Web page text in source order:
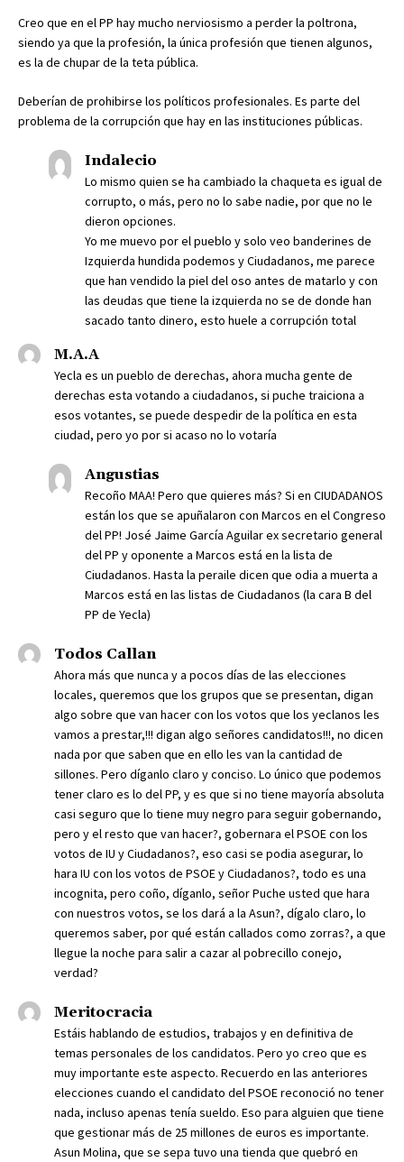
Creo que en el PP hay mucho nerviosismo a perder la poltrona,
siendo ya que la profesión, la única profesión que tienen algunos,
es la de chupar de la teta pública.
Deberían de prohibirse los políticos profesionales. Es parte del
problema de la corrupción que hay en las instituciones públicas.
Indalecio
Lo mismo quien se ha cambiado la chaqueta es igual de
corrupto, o más, pero no lo sabe nadie, por que no le
dieron opciones.
Yo me muevo por el pueblo y solo veo banderines de
Izquierda hundida podemos y Ciudadanos, me parece
que han vendido la piel del oso antes de matarlo y con
las deudas que tiene la izquierda no se de donde han
sacado tanto dinero, esto huele a corrupción total
M.A.A
Yecla es un pueblo de derechas, ahora mucha gente de
derechas esta votando a ciudadanos, si puche traiciona a
esos votantes, se puede despedir de la política en esta
ciudad, pero yo por si acaso no lo votaría
Angustias
Recoño MAA! Pero que quieres más? Si en CIUDADANOS
están los que se apuñalaron con Marcos en el Congreso
del PP! José Jaime García Aguilar ex secretario general
del PP y oponente a Marcos está en la lista de
Ciudadanos. Hasta la peraile dicen que odia a muerta a
Marcos está en las listas de Ciudadanos (la cara B del
PP de Yecla)
Todos Callan
Ahora más que nunca y a pocos días de las elecciones
locales, queremos que los grupos que se presentan, digan
algo sobre que van hacer con los votos que los yeclanos les
vamos a prestar,!!! digan algo señores candidatos!!!, no dicen
nada por que saben que en ello les van la cantidad de
sillones. Pero díganlo claro y conciso. Lo único que podemos
tener claro es lo del PP, y es que si no tiene mayoría absoluta
casi seguro que lo tiene muy negro para seguir gobernando,
pero y el resto que van hacer?, gobernara el PSOE con los
votos de IU y Ciudadanos?, eso casi se podia asegurar, lo
hara IU con los votos de PSOE y Ciudadanos?, todo es una
incognita, pero coño, díganlo, señor Puche usted que hara
con nuestros votos, se los dará a la Asun?, dígalo claro, lo
queremos saber, por qué están callados como zorras?, a que
llegue la noche para salir a cazar al pobrecillo conejo,
verdad?
Meritocracia
Estáis hablando de estudios, trabajos y en definitiva de
temas personales de los candidatos. Pero yo creo que es
muy importante este aspecto. Recuerdo en las anteriores
elecciones cuando el candidato del PSOE reconoció no tener
nada, incluso apenas tenía sueldo. Eso para alguien que tiene
que gestionar más de 25 millones de euros es importante.
Asun Molina, que se sepa tuvo una tienda que quebró en